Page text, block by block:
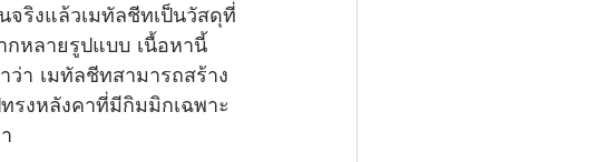
ริงแล้วเมทัลชีทเป็นวัสดุที่
หลายรูปแบบ เนื้อหานี้
ว่า เมทัลชีทสามารถสร้าง
งหลังคาที่มีกิมมิกเฉพาะ